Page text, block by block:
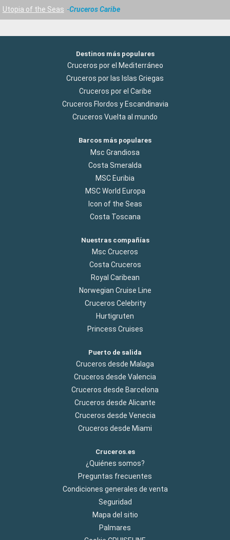
Utopia of the Seas
Cruceros Caribe
Destinos más populares
Cruceros por el Mediterráneo
Cruceros por las Islas Griegas
Cruceros por el Caribe
Cruceros Flordos y Escandinavia
Cruceros Vuelta al mundo
Barcos más populares
Msc Grandiosa
Costa Smeralda
MSC Euribia
MSC World Europa
Icon of the Seas
Costa Toscana
Nuestras compañías
Msc Cruceros
Costa Cruceros
Royal Caribean
Norwegian Cruise Line
Cruceros Celebrity
Hurtigruten
Princess Cruises
Puerto de salida
Cruceros desde Malaga
Cruceros desde Valencia
Cruceros desde Barcelona
Cruceros desde Alicante
Cruceros desde Venecia
Cruceros desde Miami
Cruceros.es
¿Quiénes somos?
Preguntas frecuentes
Condiciones generales de venta
Seguridad
Mapa del sitio
Palmares